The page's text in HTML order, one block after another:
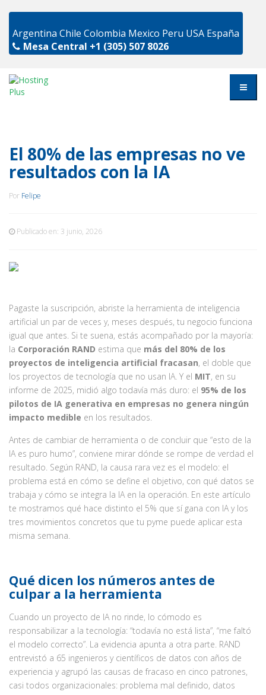
Argentina Chile Colombia Mexico Peru USA España
Mesa Central +1 (305) 507 8026
El 80% de las empresas no ve
resultados con la IA
Por Felipe
Publicado en: 3 junio, 2026
Pagaste la suscripción, abriste la herramienta de inteligencia
artificial un par de veces y, meses después, tu negocio funciona
igual que antes. Si te suena, estás acompañado por la mayoría:
la Corporación RAND estima que más del 80% de los
proyectos de inteligencia artificial fracasan, el doble que
los proyectos de tecnología que no usan IA. Y el MIT, en su
informe de 2025, midió algo todavía más duro: el 95% de los
pilotos de IA generativa en empresas no genera ningún
impacto medible en los resultados.
Antes de cambiar de herramienta o de concluir que “esto de la
IA es puro humo”, conviene mirar dónde se rompe de verdad el
resultado. Según RAND, la causa rara vez es el modelo: el
problema está en cómo se define el objetivo, con qué datos se
trabaja y cómo se integra la IA en la operación. En este artículo
te mostramos qué hace distinto el 5% que sí gana con IA y los
tres movimientos concretos que tu pyme puede aplicar esta
misma semana.
Qué dicen los números antes de
culpar a la herramienta
Cuando un proyecto de IA no rinde, lo cómodo es
responsabilizar a la tecnología: “todavía no está lista”, “me faltó
el modelo correcto”. La evidencia apunta a otra parte. RAND
entrevistó a 65 ingenieros y científicos de datos con años de
experiencia y agrupó las causas de fracaso en cinco patrones,
casi todos organizacionales: problema mal definido, datos